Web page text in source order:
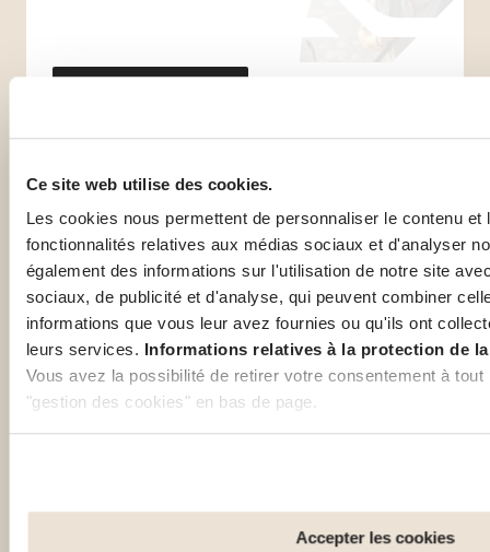
Ce site web utilise des cookies.
Les cookies nous permettent de personnaliser le contenu
fonctionnalités relatives aux médias sociaux et d'analyser
également des informations sur l'utilisation de notre site
sociaux, de publicité et d'analyse, qui peuvent combiner
informations que vous leur avez fournies ou qu'ils ont
leurs services. Informations relatives à la protection de
Vous avez la possibilité de retirer votre consentement à
"gestion des cookies" en bas de page.
sont utilisés pour : Améliorer votre expérience utilisateur,
Accepter les cookies
Autres guides pour Chypre